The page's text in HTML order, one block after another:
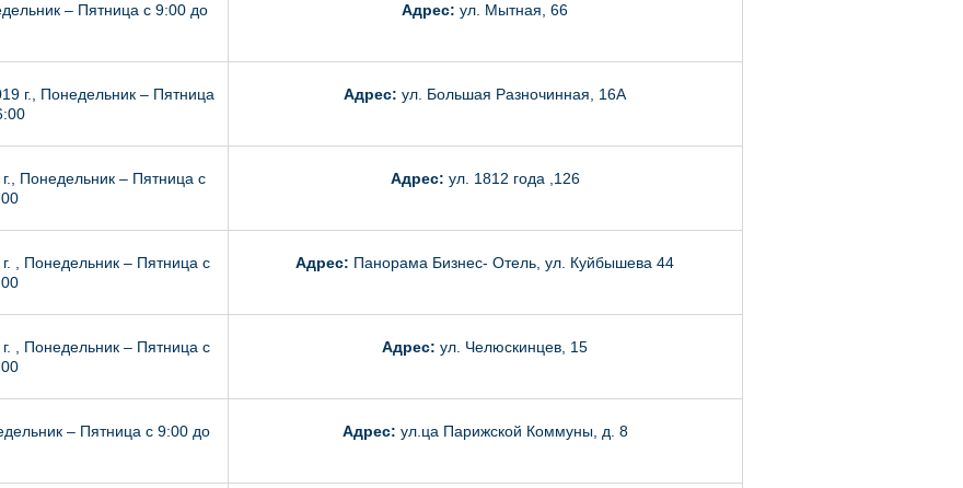
– Пятница с 9:00 до
Адрес: ул. Мытная, 66
г., Понедельник – Пятница
Адрес: ул. Большая Разночинная, 16А
Понедельник – Пятница с
Адрес: ул. 1812 года ,126
, Понедельник – Пятница с
Адрес: Панорама Бизнес- Отель, ул. Куйбышева 44
, Понедельник – Пятница с
Адрес: ул. Челюскинцев, 15
– Пятница с 9:00 до
Адрес: ул.ца Парижской Коммуны, д. 8